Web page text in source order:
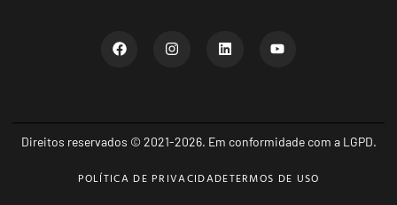
Direitos reservados © 2021-2026. Em conformidade com a LGPD.
POLÍTICA DE PRIVACIDADETERMOS DE USO